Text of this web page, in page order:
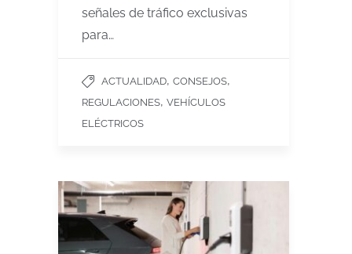
señales de tráfico exclusivas
para…
ACTUALIDAD, CONSEJOS,
REGULACIONES, VEHÍCULOS
ELÉCTRICOS